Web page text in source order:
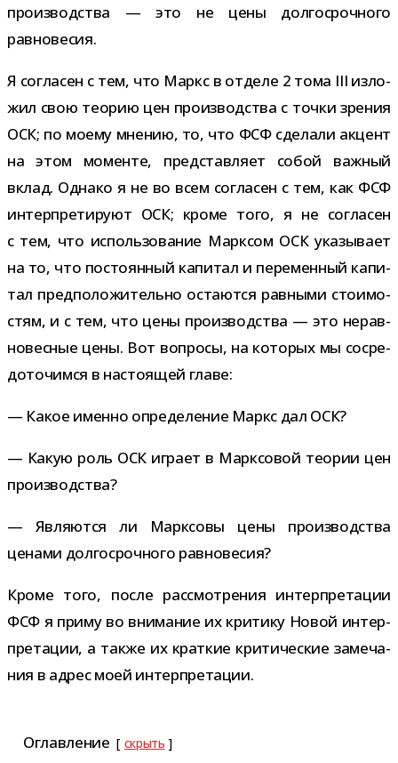
про­из­вод­ства — это не цены дол­го­сроч­ного
равновесия.
Я согла­сен с тем, что Маркс в отделе 2 тома III изло­
жил свою тео­рию цен про­из­вод­ства с точки зре­ния
ОСК; по моему мне­нию, то, что ФСФ сде­лали акцент
на этом моменте, пред­став­ляет собой важ­ный
вклад. Однако я не во всем согла­сен с тем, как ФСФ
интер­пре­ти­руют ОСК; кроме того, я не согла­сен
с тем, что исполь­зо­ва­ние Марксом ОСК ука­зы­вает
на то, что посто­ян­ный капи­тал и пере­мен­ный капи­
тал пред­по­ло­жи­тельно оста­ются рав­ными сто­и­мо­
стям, и с тем, что цены про­из­вод­ства — это нерав­
но­вес­ные цены. Вот вопросы, на кото­рых мы сосре­
до­то­чимся в насто­я­щей главе:
— Какое именно опре­де­ле­ние Маркс дал ОСК?
— Какую роль ОСК играет в Марксовой тео­рии цен
производства?
— Являются ли Марксовы цены про­из­вод­ства
ценами дол­го­сроч­ного равновесия?
Кроме того, после рас­смот­ре­ния интер­пре­та­ции
ФСФ я приму во вни­ма­ние их кри­тику Новой интер­
пре­та­ции, а также их крат­кие кри­ти­че­ские заме­ча­
ния в адрес моей интерпретации.
Оглавление скрыть